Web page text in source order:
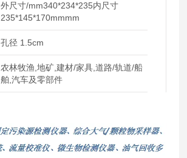
外尺寸/mm340*234*235内尺寸
235*145*170mmmm
孔径 1.5cm
农林牧渔,地矿,建材/家具,道路/轨道/船
舶,汽车及零部件